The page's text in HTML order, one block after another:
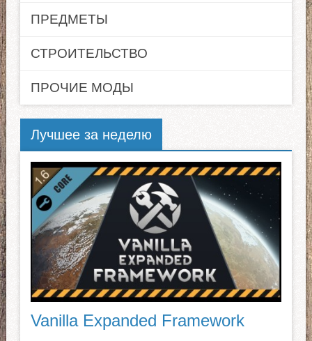
ПРЕДМЕТЫ
СТРОИТЕЛЬСТВО
ПРОЧИЕ МОДЫ
Лучшее за неделю
Vanilla Expanded Framework